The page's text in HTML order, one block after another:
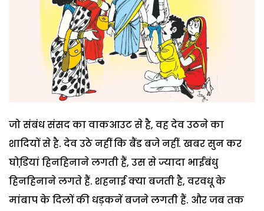
जो संबंध संसद का वाकआउट से है, वह देव उठने का
शादियों से है. देव उठे नहीं कि बैंड बजे नहीं. खबर सुन कर
घोडि़यां हिनहिनाने लगती हैं, उस से ज्यादा भाईबंधु
हिनहिनाने लगते हैं. शहनाई क्या बजती है, वरवधू के
मांबाप के दिलों की धड़कनें बजने लगती हैं. और जब तक